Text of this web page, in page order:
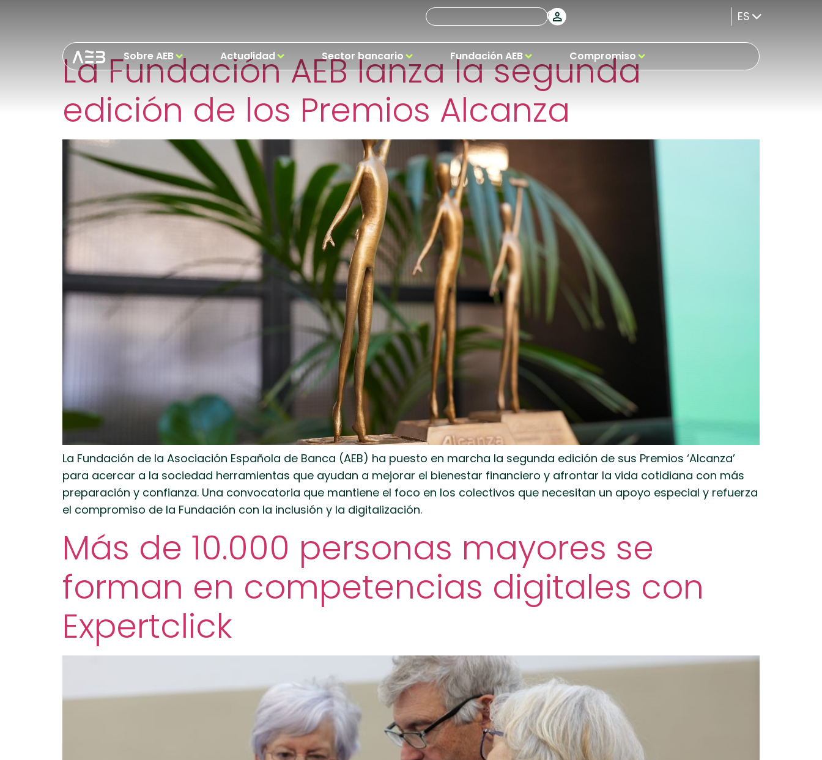
ES
Sobre AEB Actualidad Sector bancario Fundación AEB Compromiso
Etiquetas Prensa:capacitación digital
La Fundación AEB lanza la segunda
edición de los Premios Alcanza
La Fundación de la Asociación Española de Banca (AEB) ha puesto en marcha la segunda edición de sus Premios ‘Alcanza’
para acercar a la sociedad herramientas que ayudan a mejorar el bienestar financiero y afrontar la vida cotidiana con más
preparación y confianza. Una convocatoria que mantiene el foco en los colectivos que necesitan un apoyo especial y refuerza
el compromiso de la Fundación con la inclusión y la digitalización.
Más de 10.000 personas mayores se
forman en competencias digitales con
Expertclick